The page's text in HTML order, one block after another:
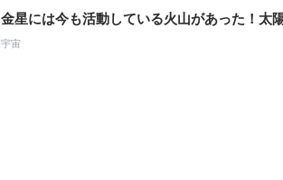
金星には今も活動している火山があった！太
宇宙